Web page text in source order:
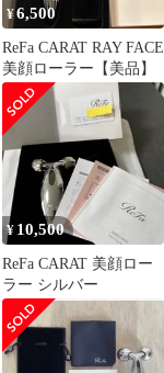
¥6,500
ReFa CARAT RAY FACE
美顔ローラー【美品】
¥ 10,500
ReFa CARAT 美顔ロー
ラー シルバー